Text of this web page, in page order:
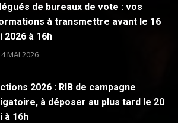
de bureaux de vote : vos
à transmettre avant le 16
2026 à 16h
MAI 2026
2026 : RIB de campagne
à déposer au plus tard le 20
à 16h